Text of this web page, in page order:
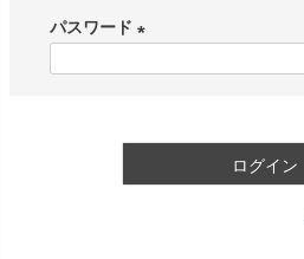
パスワード
ログイン